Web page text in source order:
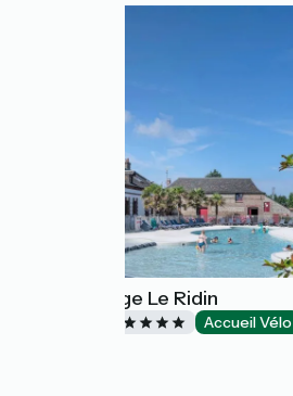
Yelloh! Village Le Ridin
Accueil Vélo